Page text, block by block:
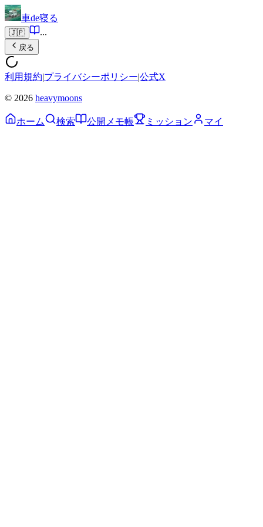
車de寝る
🇯🇵 ...
戻る
利用規約|プライバシーポリシー|公式X
© 2026 heavymoons
ホーム 検索 公開メモ帳 ミッション マイ